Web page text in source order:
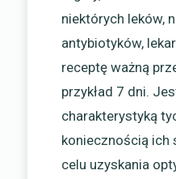
niektórych leków,
antybiotyków,
receptę ważną
przykład 7 dni.
charakterystyką
koniecznością ich
celu uzyskania